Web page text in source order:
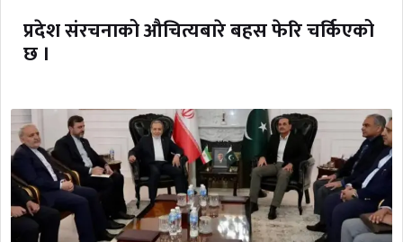
प्रदेश संरचनाको औचित्यबारे बहस फेरि चर्किएको
छ ।